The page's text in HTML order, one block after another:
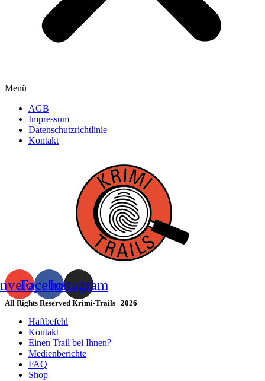
Menü
AGB
Impressum
Datenschutzrichtlinie
Kontakt
FacebookInstagram
All Rights Reserved Krimi-Trails | 2026
Haftbefehl
Kontakt
Einen Trail bei Ihnen?
Medienberichte
FAQ
Shop